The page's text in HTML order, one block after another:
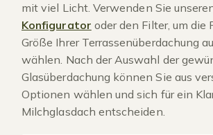
mit viel Licht. Verwenden Sie
Konfigurator oder den Filter, um die
Größe Ihrer Terrassenüberdachung
wählen. Nach der Auswahl der
Glasüberdachung können Sie aus
Optionen wählen und sich für ein
Milchglasdach entscheiden.